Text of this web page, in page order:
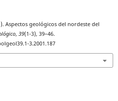
Aspectos geológicos del nordeste del
,39(1-3), 39–46.
3.2001.187